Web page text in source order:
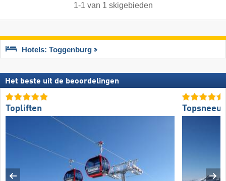
1-1 van 1 skigebieden
Hotels: Toggenburg
Het beste uit de beoordelingen
Topliften